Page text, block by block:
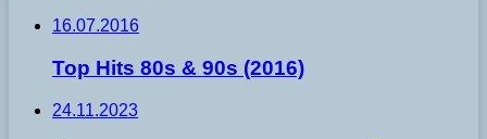
16.07.2016
Top Hits 80s & 90s (2016)
24.11.2023